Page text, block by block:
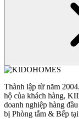
Thành lập từ năm
hộ của khách hàng,
doanh nghiệp hàng
bị Phòng tắm & Bếp